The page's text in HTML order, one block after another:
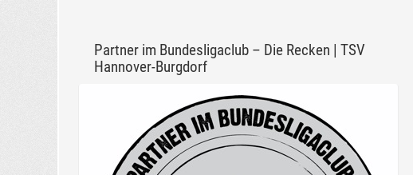
Partner im Bundesligaclub – Die Recken | TSV
Hannover-Burgdorf